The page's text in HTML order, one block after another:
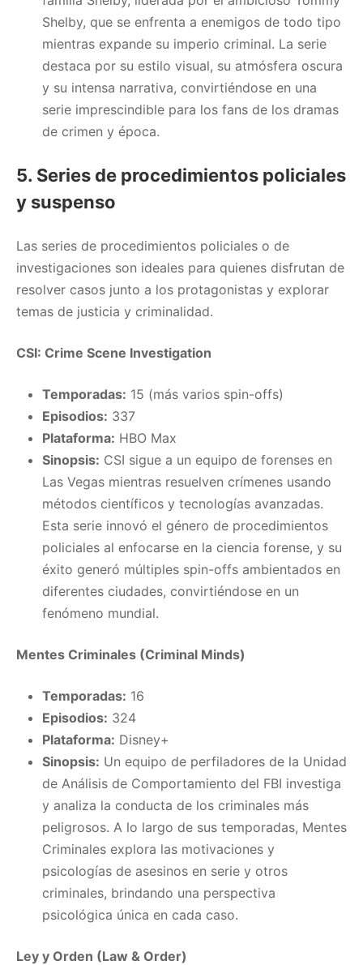
Shelby, que se enfrenta a enemigos de todo tipo
mientras expande su imperio criminal. La serie
destaca por su estilo visual, su atmósfera oscura
y su intensa narrativa, convirtiéndose en una
serie imprescindible para los fans de los dramas
de crimen y época.
5. Series de procedimientos policiales
y suspenso
Las series de procedimientos policiales o de
investigaciones son ideales para quienes disfrutan de
resolver casos junto a los protagonistas y explorar
temas de justicia y criminalidad.
CSI: Crime Scene Investigation
Temporadas: 15 (más varios spin-offs)
Episodios: 337
Plataforma: HBO Max
Sinopsis: CSI sigue a un equipo de forenses en
Las Vegas mientras resuelven crímenes usando
métodos científicos y tecnologías avanzadas.
Esta serie innovó el género de procedimientos
policiales al enfocarse en la ciencia forense, y su
éxito generó múltiples spin-offs ambientados en
diferentes ciudades, convirtiéndose en un
fenómeno mundial.
Mentes Criminales (Criminal Minds)
Temporadas: 16
Episodios: 324
Plataforma: Disney+
Sinopsis: Un equipo de perfiladores de la Unidad
de Análisis de Comportamiento del FBI investiga
y analiza la conducta de los criminales más
peligrosos. A lo largo de sus temporadas, Mentes
Criminales explora las motivaciones y
psicologías de asesinos en serie y otros
criminales, brindando una perspectiva
psicológica única en cada caso.
Ley y Orden (Law & Order)